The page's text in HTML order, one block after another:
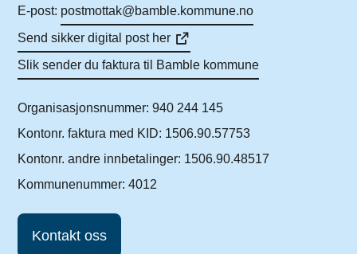
E-post: postmottak@bamble.kommune.no
Send sikker digital post her
Slik sender du faktura til Bamble kommune
Organisasjonsnummer: 940 244 145
Kontonr. faktura med KID: 1506.90.57753
Kontonr. andre innbetalinger: 1506.90.48517
Kommunenummer: 4012
Kontakt oss